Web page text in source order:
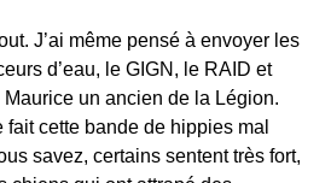
J’ai même pensé à envoyer les
d’eau, le GIGN, le RAID et
un ancien de la Légion.
cette bande de hippies mal
savez, certains sentent très fort,